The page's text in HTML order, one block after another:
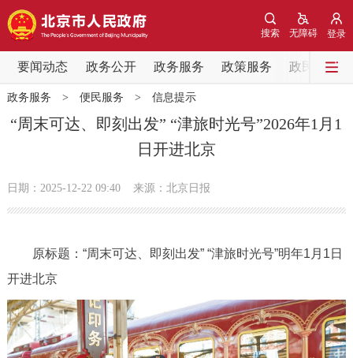
登录
无障碍
搜索
要闻动态 政务公开 政务服务 政策服务 政民互动
要闻动态
党中央精神 国务院信息
会议信息
市领导
政策兑现 政策解读 回应关切
政务服务 > 便民服务 > 信息提示
“周末可达、即刻出发” “津旅时光号”2026年1月1
日开进北京
日期：2025-12-22 09:40 来源：北京日报
原标题：“周末可达、即刻出发” “津旅时光号”明年1月1日
开进北京